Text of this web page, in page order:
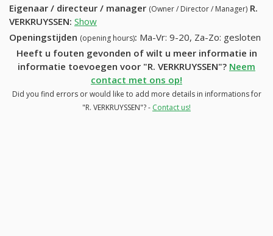
Eigenaar / directeur / manager (Owner / Director / Manager) R.
VERKRUYSSEN: Show
Openingstijden (opening hours): Ma-Vr: 9-20, Za-Zo: gesloten
Heeft u fouten gevonden of wilt u meer informatie in
informatie toevoegen voor "R. VERKRUYSSEN"? Neem
contact met ons op!
Did you find errors or would like to add more details in informations for
"R. VERKRUYSSEN"? - Contact us!